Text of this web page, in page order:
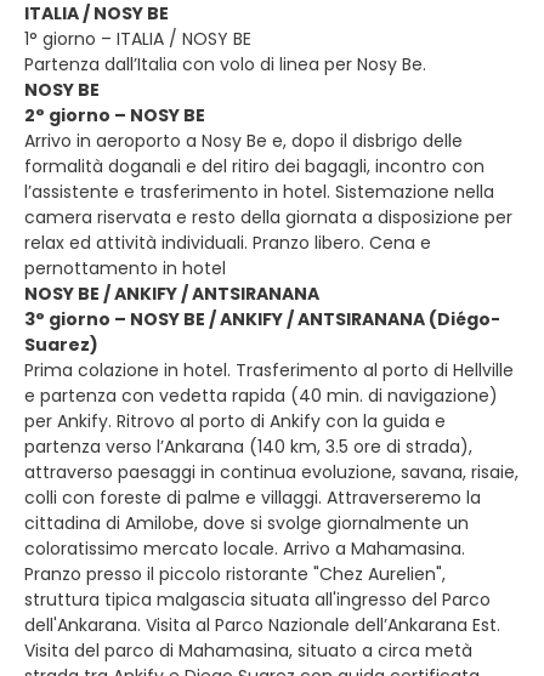
ITALIA / NOSY BE
1° giorno – ITALIA / NOSY BE
Partenza dall’Italia con volo di linea per Nosy Be.
NOSY BE
2° giorno – NOSY BE
Arrivo in aeroporto a Nosy Be e, dopo il disbrigo delle
formalità doganali e del ritiro dei bagagli, incontro con
l’assistente e trasferimento in hotel. Sistemazione nella
camera riservata e resto della giornata a disposizione per
relax ed attività individuali. Pranzo libero. Cena e
pernottamento in hotel
NOSY BE / ANKIFY / ANTSIRANANA
3° giorno – NOSY BE / ANKIFY / ANTSIRANANA (Diégo-
Suarez)
Prima colazione in hotel. Trasferimento al porto di Hellville
e partenza con vedetta rapida (40 min. di navigazione)
per Ankify. Ritrovo al porto di Ankify con la guida e
partenza verso l’Ankarana (140 km, 3.5 ore di strada),
attraverso paesaggi in continua evoluzione, savana, risaie,
colli con foreste di palme e villaggi. Attraverseremo la
cittadina di Amilobe, dove si svolge giornalmente un
coloratissimo mercato locale. Arrivo a Mahamasina.
Pranzo presso il piccolo ristorante "Chez Aurelien",
struttura tipica malgascia situata all'ingresso del Parco
dell'Ankarana. Visita al Parco Nazionale dell’Ankarana Est.
Visita del parco di Mahamasina, situato a circa metà